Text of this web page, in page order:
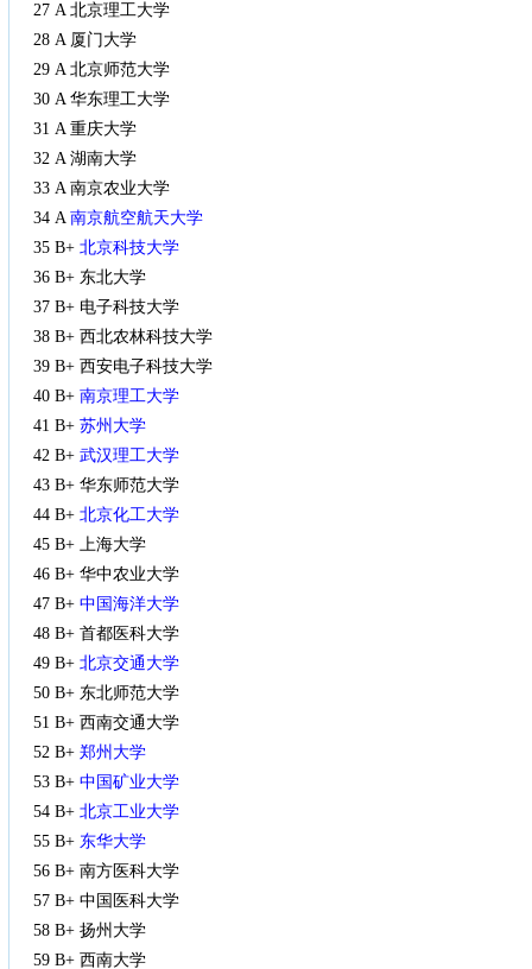
27 A 北京理工大学
28 A 厦门大学
29 A 北京师范大学
30 A 华东理工大学
31 A 重庆大学
32 A 湖南大学
33 A 南京农业大学
34 A 南京航空航天大学
35 B+ 北京科技大学
36 B+ 东北大学
37 B+ 电子科技大学
38 B+ 西北农林科技大学
39 B+ 西安电子科技大学
40 B+ 南京理工大学
41 B+ 苏州大学
42 B+ 武汉理工大学
43 B+ 华东师范大学
44 B+ 北京化工大学
45 B+ 上海大学
46 B+ 华中农业大学
47 B+ 中国海洋大学
48 B+ 首都医科大学
49 B+ 北京交通大学
50 B+ 东北师范大学
51 B+ 西南交通大学
52 B+ 郑州大学
53 B+ 中国矿业大学
54 B+ 北京工业大学
55 B+ 东华大学
56 B+ 南方医科大学
57 B+ 中国医科大学
58 B+ 扬州大学
59 B+ 西南大学